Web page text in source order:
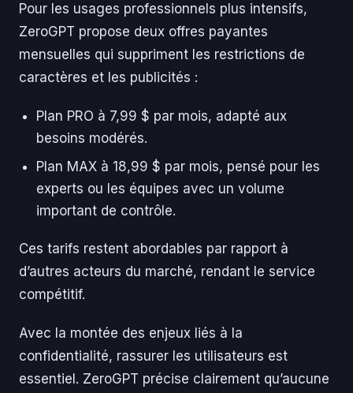
Pour les usages professionnels plus intensifs,
ZeroGPT propose deux offres payantes
mensuelles qui suppriment les restrictions de
caractères et les publicités :
Plan PRO à 7,99 $ par mois, adapté aux
besoins modérés.
Plan MAX à 18,99 $ par mois, pensé pour les
experts ou les équipes avec un volume
important de contrôle.
Ces tarifs restent abordables par rapport à
d’autres acteurs du marché, rendant le service
compétitif.
Avec la montée des enjeux liés à la
confidentialité, rassurer les utilisateurs est
essentiel. ZeroGPT précise clairement qu’aucune